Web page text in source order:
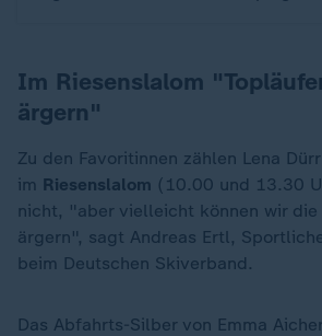
Im Riesenslalom
ärgern"
Zu den Favoritinnen zählen Lena
im Riesenslalom (10.00 und 13.30
nicht, "aber vielleicht können wir die
ärgern", sagt Andreas Ertl,
beim Deutschen Skiverband.
Das Abfahrts-Silber von Emma